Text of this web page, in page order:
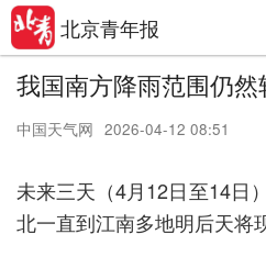
北京青年报
我国南方降雨范围仍
中国天气网 2026-04-12 08:51
未来三天（4月12日至14日
北一直到江南多地明后天将